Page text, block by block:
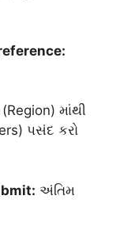
માંથી
પસંદ કરો
અંતિમ